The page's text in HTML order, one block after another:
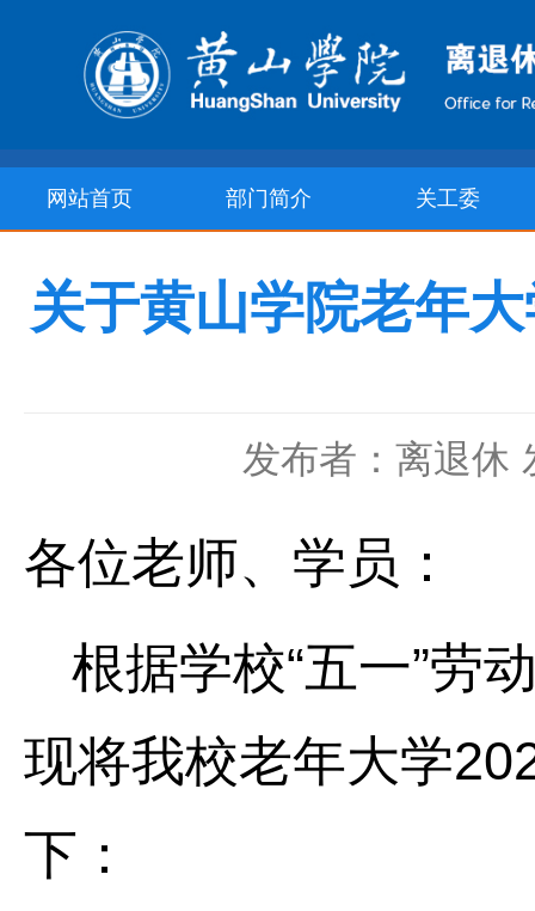
网站首页 部门简介 关工委
关于黄山学院老年
发布者：离退休
各位老师、学员：
根据学校“五一”劳
现将我校老年大学
下：